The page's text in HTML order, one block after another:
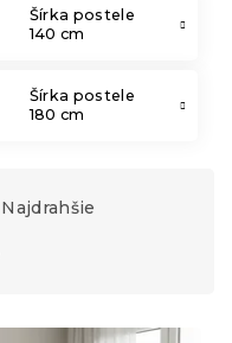
Šírka postele
140 cm
Šírka postele
180 cm
Najdrahšie